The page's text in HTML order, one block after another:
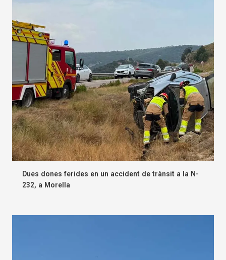
Dues dones ferides en un accident de trànsit a la N-
232, a Morella